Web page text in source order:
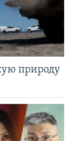
природу